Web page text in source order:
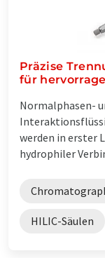
Präzise
für
Normalphasen-
werden in erster
hydrophiler
HILIC-Säulen